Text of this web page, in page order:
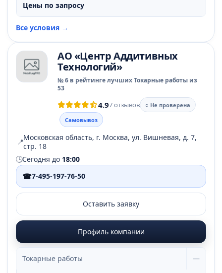
Цены по запросу
Все условия →
АО «Центр Аддитивных
Технологий»
№ 6 в рейтинге лучших Токарные работы из
53
4.97 отзывов
○ Не проверена
Самовывоз
📍Московская область, г. Москва, ул. Вишневая, д. 7,
стр. 18
🕒Сегодня до 18:00
☎7-495-197-76-50
Оставить заявку
Профиль компании
Токарные работы —